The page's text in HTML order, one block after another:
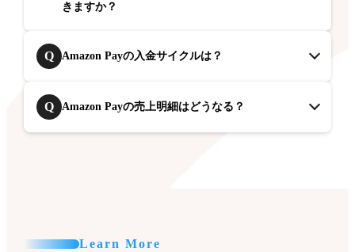
きますか？
Q Amazon Payの入金サイクルは？
Q Amazon Payの売上明細はどうなる？
Learn More